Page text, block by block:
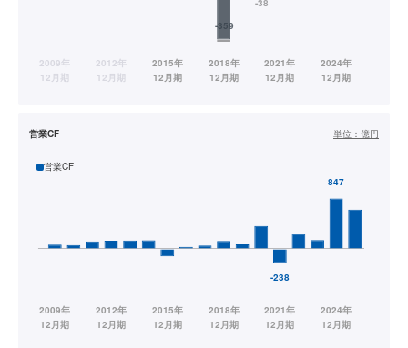
営業CF 単位： 億円
営業CF